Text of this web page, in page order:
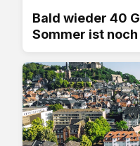
Bald wieder 40
Sommer ist